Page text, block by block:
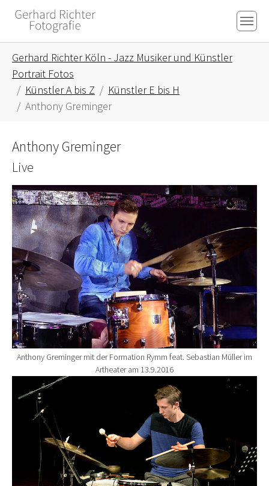
Skip to main content
Skip to page footer
Gerhard Richter Köln - Jazz Musiker und Künstler
Portrait Fotos
Künstler A bis Z
Künstler E bis H
Anthony Greminger
Anthony Greminger
Live
Show larger version for:
Anthony Greminger mit der Formation Rymm feat. Sebastian Müller im
Artheater am 13.9.2016
Show larger version for: